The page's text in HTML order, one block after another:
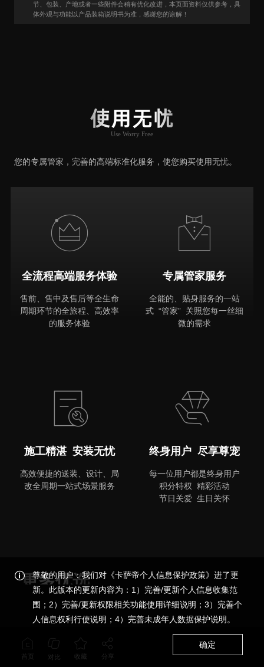
节、包装、产地或者一些附件会稍有优化改进，本页面资料仅供参考，具
体外观与功能以产品装箱说明书为准，感谢您的谅解！
使用无忧
Use Worry Free
您的专属管家，完善的高端标准化服务，使您购买使用无忧。
全流程高端服务体验
售前、售中及售后等全生命
周期环节的全旅程、高效率
的服务体验
专属管家服务
全能的、贴身服务的一站
式 “管家” 关照您每一丝细
微的需求
施工精湛 安装无忧
高效便捷的送装、设计、局
改全周期一站式场景服务
终身用户 尽享尊宠
每一位用户都是终身用户
积分特权 精彩活动
节日关爱 生日关怀
更多优选
品质尊享，更多精彩
首页 对比 收藏 分享
尊敬的用户：我们对《卡萨帝个人信息保护政策》进了更
新。此版本的更新内容为：1）完善/更新个人信息收集范
围；2）完善/更新权限相关功能使用详细说明；3）完善个
人信息权利行使说明；4）完善未成年人数据保护说明。
确定